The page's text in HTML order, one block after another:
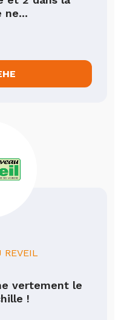
ne...
REVEIL
vertement le
!